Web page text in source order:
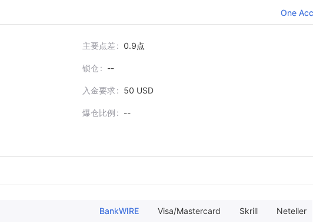
One
主要点差 0.9点
锁仓 --
入金要求 50 USD
爆仓比例 --
BankWIRE Visa/Mastercard Skrill Neteller